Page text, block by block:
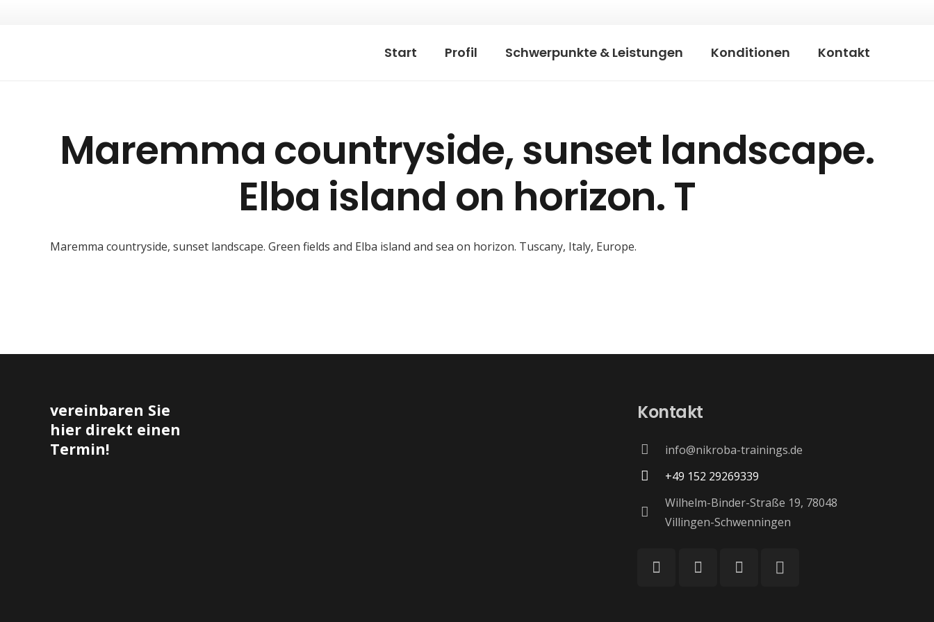
Start Profil Schwerpunkte & Leistungen Konditionen Kontakt
Maremma countryside, sunset landscape.
Elba island on horizon. T
Maremma countryside, sunset landscape. Green fields and Elba island and sea on horizon. Tuscany, Italy, Europe.
vereinbaren Sie
hier direkt einen
Termin!
Kontakt
info@nikroba-trainings.de
+49 152 29269339
Wilhelm-Binder-Straße 19, 78048
Villingen-Schwenningen